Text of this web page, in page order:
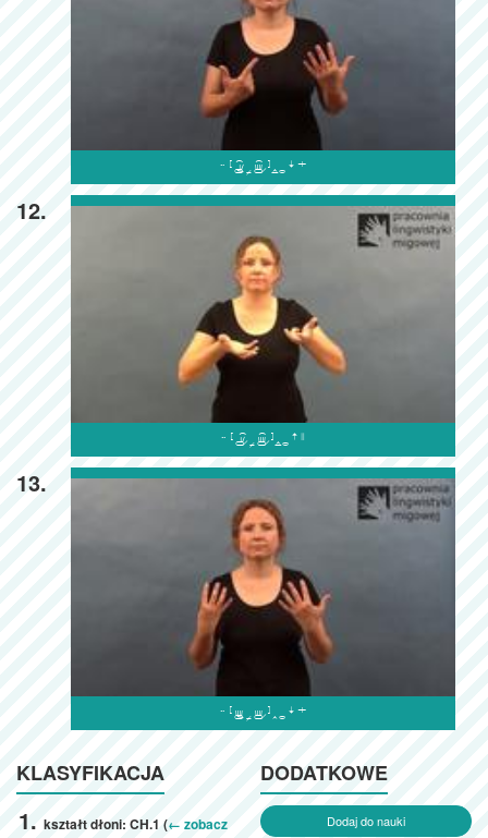

12.

13.

KLASYFIKACJA
kształt dłoni: CH.1 (← zobacz
DODATKOWE
Dodaj do nauki